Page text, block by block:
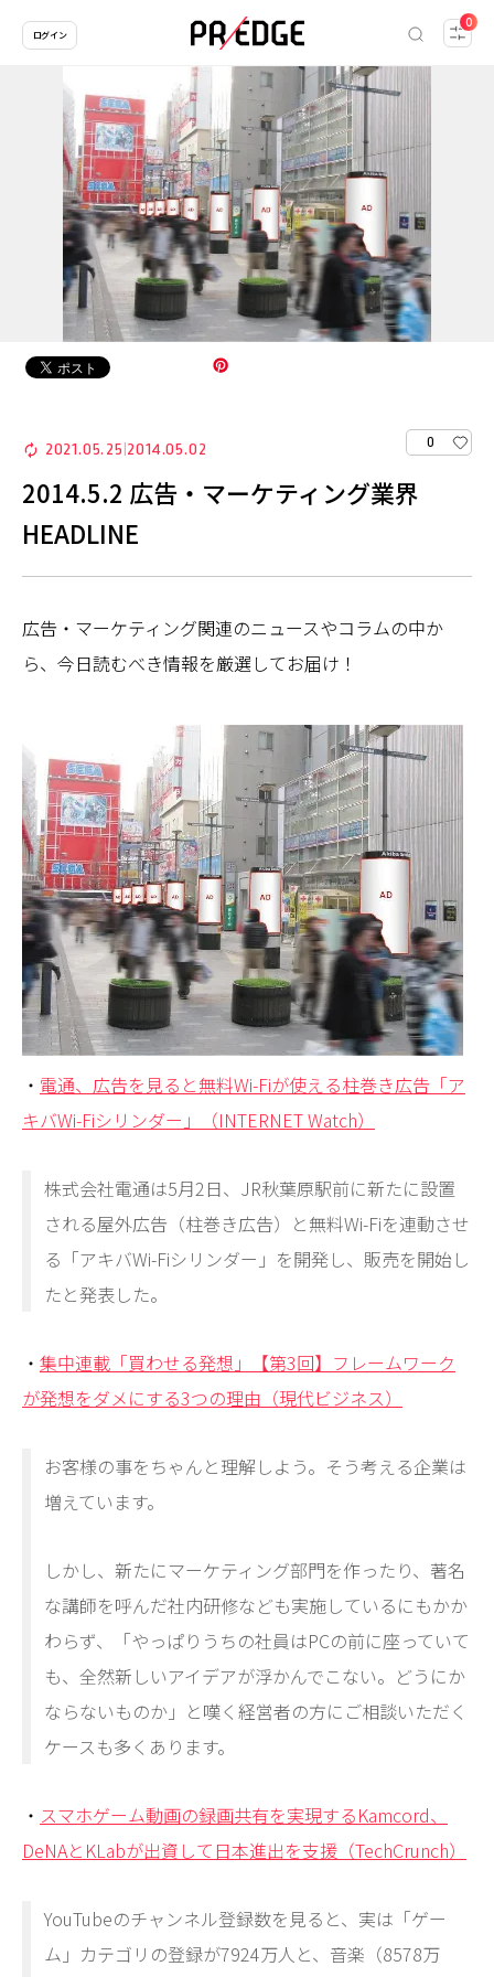
0
ログイン
2021.05.25 2014.05.02 0
2014.5.2 広告・マーケティング業界
HEADLINE
広告・マーケティング関連のニュースやコラムの中か
ら、今日読むべき情報を厳選してお届け！
・ 電通、広告を見ると無料Wi-Fiが使える柱巻き広告「ア
キバWi-Fiシリンダー」（INTERNET Watch）
株式会社電通は5月2日、JR秋葉原駅前に新たに設置
される屋外広告（柱巻き広告）と無料Wi-Fiを連動させ
る「アキバWi-Fiシリンダー」を開発し、販売を開始し
たと発表した。
・ 集中連載「買わせる発想」【第3回】フレームワーク
が発想をダメにする3つの理由（現代ビジネス）
お客様の事をちゃんと理解しよう。そう考える企業は
増えています。
しかし、新たにマーケティング部門を作ったり、著名
な講師を呼んだ社内研修なども実施しているにもかか
わらず、「やっぱりうちの社員はPCの前に座っていて
も、全然新しいアイデアが浮かんでこない。どうにか
ならないものか」と嘆く経営者の方にご相談いただく
ケースも多くあります。
・ スマホゲーム動画の録画共有を実現するKamcord、
DeNAとKLabが出資して日本進出を支援（TechCrunch）
YouTubeのチャンネル登録数を見ると、実は「ゲー
ム」カテゴリの登録が7924万人と、音楽（8578万